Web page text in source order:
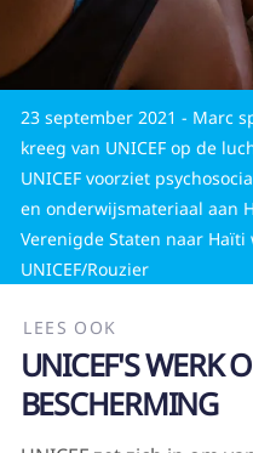
23 september 2021 - Marc
kreeg van UNICEF op de
UNICEF voorziet
en onderwijsmateriaal aan
Verenigde Staten naar
UNICEF/Rouzier
LEES OOK
UNICEF'S WERK
BESCHERMING